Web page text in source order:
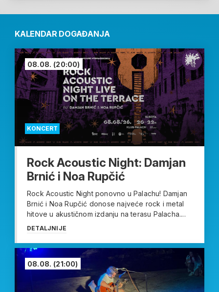
KALENDAR DOGAĐANJA
KONCERT
08.08. (20:00)
Rock Acoustic Night: Damjan
Brnić i Noa Rupčić
Rock Acoustic Night ponovno u Palachu! Damjan
Brnić i Noa Rupčić donose najveće rock i metal
hitove u akustičnom izdanju na terasu Palacha....
DETALJNIJE
08.08. (21:00)